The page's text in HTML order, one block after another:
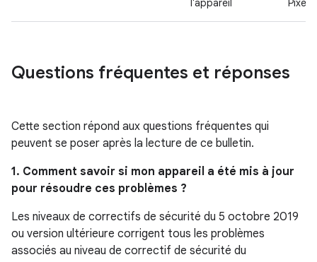
l'appareil
Pixel
Questions fréquentes et réponses
Cette section répond aux questions fréquentes qui
peuvent se poser après la lecture de ce bulletin.
1. Comment savoir si mon appareil a été mis à jour
pour résoudre ces problèmes ?
Les niveaux de correctifs de sécurité du 5 octobre 2019
ou version ultérieure corrigent tous les problèmes
associés au niveau de correctif de sécurité du